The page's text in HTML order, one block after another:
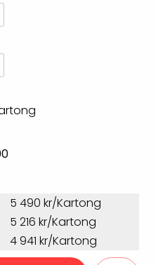
5 490 kr/Kartong
5 216 kr/Kartong
4 941 kr/Kartong